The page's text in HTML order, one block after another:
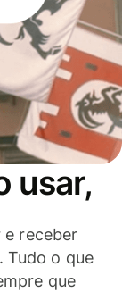
usar,
e receber
Tudo o que
que